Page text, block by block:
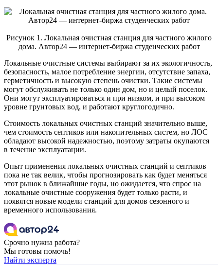
Рисунок 1. Локальная очистная станция для частного жилого
дома. Автор24 — интернет-биржа студенческих работ
Локальные очистные системы выбирают за их экологичность,
безопасность, малое потребление энергии, отсутствие запаха,
герметичность и высокую степень очистки. Такие системы
могут обслуживать не только один дом, но и целый поселок.
Они могут эксплуатироваться и при низком, и при высоком
уровне грунтовых вод, и работают круглогодично.
Стоимость локальных очистных станций значительно выше,
чем стоимость септиков или накопительных систем, но ЛОС
обладают высокой надежностью, поэтому затраты окупаются
в течение эксплуатации.
Опыт применения локальных очистных станций и септиков
пока не так велик, чтобы прогнозировать как будет меняться
этот рынок в ближайшие годы, но ожидается, что спрос на
локальные очистные сооружения будет только расти, и
появятся новые модели станций для домов сезонного и
временного использования.
Срочно нужна работа?
Мы готовы помочь!
Найти эксперта